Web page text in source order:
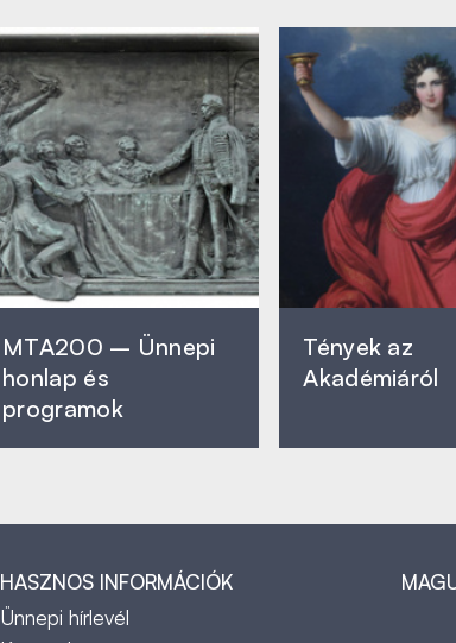
MTA200 – Ünnepi
honlap és
programok
Tények az
Akadémiáról
HASZNOS INFORMÁCIÓK
Ünnepi hírlevél